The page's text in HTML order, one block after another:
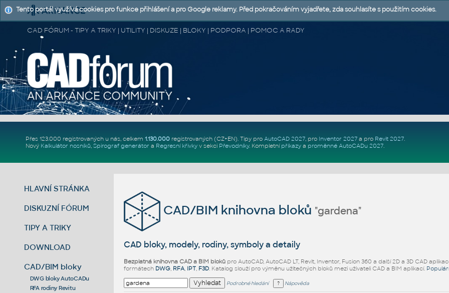
CAD FÓRUM - TIPY A TRIKY | UTILITY | DISKUZE | BLOKY | PODPORA | POMOC A RADY
Přes 123.000 registrovaných u nás, celkem 1.130.000registrovaných (CZ+EN). Tipy pro AutoCAD 2027, pro Inventor 2027a pro Revit 2027.
Nový Kalkulátor nosníků, Spirograf generátor a Regresní křivkyv sekci Převodníky. Kompletní příkazya proměnné AutoCADu 2027.
HLAVNÍ STRÁNKA
DISKUZNÍ FÓRUM
TIPY A TRIKY
DOWNLOAD
CAD/BIM bloky
DWG bloky AutoCADu
RFA rodiny Revitu
CAD/BIM knihovna bloků "gardena"
CAD bloky, modely, rodiny, symboly a detaily
Bezplatná knihovna CAD a BIM blokůpro AutoCAD, AutoCAD LT, Revit, Inventor, Fusion 360 a další 2D a 3D CAD
formátech DWG, RFA, IPT, F3D. Katalog slouží pro výměnu užitečných bloků mezi uživateli CAD a BIM aplikací.
Podrobné hledání Nápověda
Tento portál využívá cookies pro funkce přihlášení a pro Google reklamy. Před pokračováním vyjadřete, zda souhlasíte s použitím cookies.